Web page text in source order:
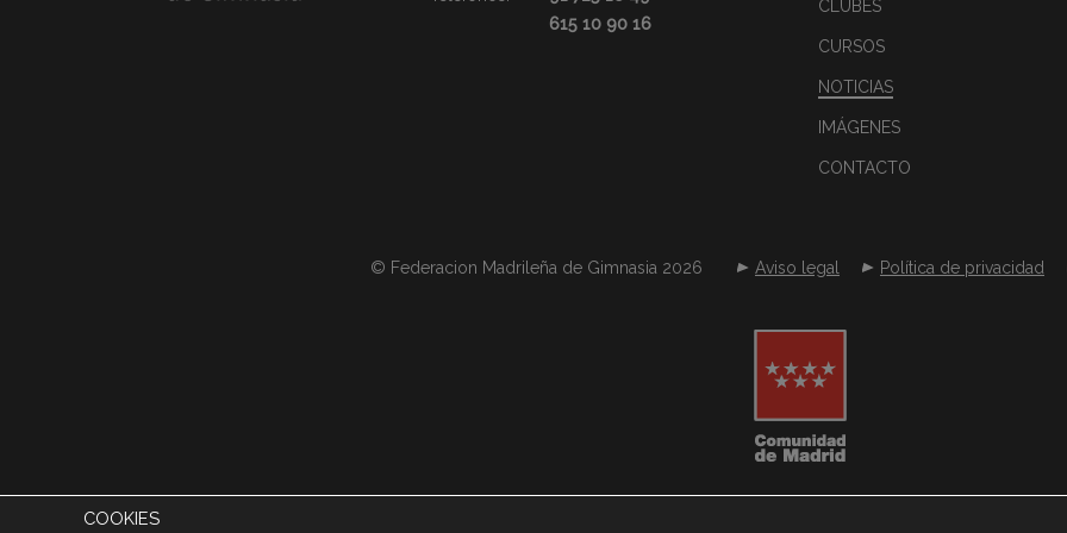
615 10 90 16
CLUBES
CURSOS
NOTICIAS
IMÁGENES
CONTACTO
© Federacion Madrileña de Gimnasia 2026 Aviso legal Política de privacidad
COOKIES